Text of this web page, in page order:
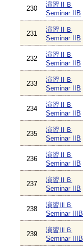
230
演習ⅡＢ
Seminar IIB
231
演習ⅡＢ
Seminar IIB
232
演習ⅡＢ
Seminar IIB
233
演習ⅡＢ
Seminar IIB
234
演習ⅡＢ
Seminar IIB
235
演習ⅡＢ
Seminar IIB
236
演習ⅡＢ
Seminar IIB
237
演習ⅡＢ
Seminar IIB
238
演習ⅢＢ
Seminar IIIB
239
演習ⅢＢ
Seminar IIIB